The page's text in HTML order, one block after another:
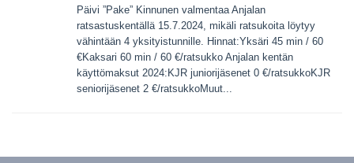
Päivi ”Pake” Kinnunen valmentaa Anjalan
ratsastuskentällä 15.7.2024, mikäli ratsukoita löytyy
vähintään 4 yksityistunnille. Hinnat:Yksäri 45 min / 60
€Kaksari 60 min / 60 €/ratsukko Anjalan kentän
käyttömaksut 2024:KJR juniorijäsenet 0 €/ratsukkoKJR
seniorijäsenet 2 €/ratsukkoMuut...